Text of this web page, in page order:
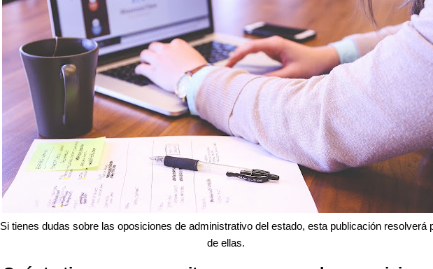
Si tienes dudas sobre las oposiciones de administrativo del estado, esta publicación resolverá
de ellas.